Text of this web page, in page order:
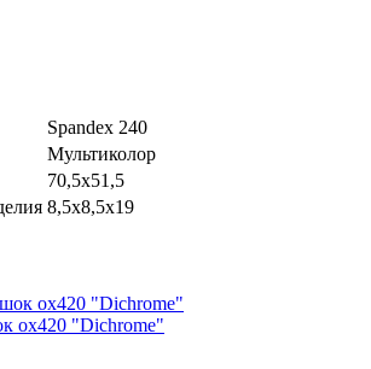
Spandex 240
Мультиколор
70,5х51,5
8,5х8,5х19
ox420 "Dichrome"